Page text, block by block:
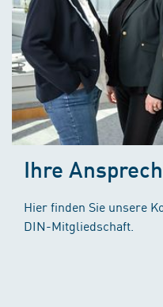
Ihre
Hier finden Sie unsere
DIN-Mitgliedschaft.